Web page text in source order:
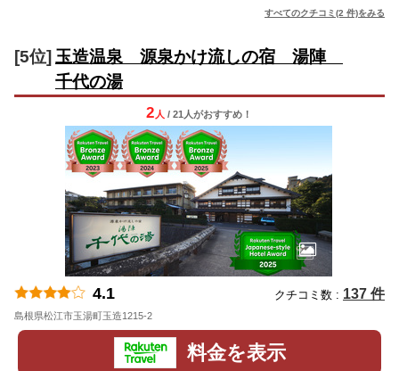
すべてのクチコミ(2 件)をみる
[5位] 玉造温泉 源泉かけ流しの宿 湯陣
千代の湯
2 人 / 21人がおすすめ！
4.1 クチコミ数 : 137 件
島根県松江市玉湯町玉造1215-2
料金を表示